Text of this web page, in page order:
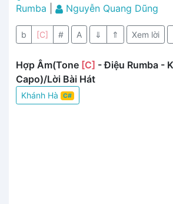
Rumba
Nguyễn Quang Dũng
b [C] # A ⇓ ⇑ Xem lời
Hợp Âm(Tone [C] - Điệu Rumba -
Capo)/Lời Bài Hát
Khánh Hà C#